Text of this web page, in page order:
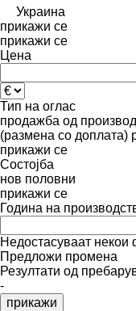
Украина
прикажи се
прикажи се
Цена
Тип на оглас
продажба од
(размена со доплата)
прикажи се
Состојба
нов половни
прикажи се
Година на
Недостасуваат некои
Предложи промена
Резултати од
-
прикажи